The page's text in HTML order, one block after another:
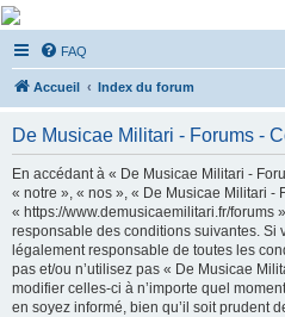
De Musicae Militari -
Forums
Forums de discussions
FAQ
Accueil Index du forum
De Musicae Militari - Forums -
En accédant à « De Musicae Militari -
« notre », « nos », « De Musicae Militari -
« https://www.demusicaemilitari.fr/forums
responsable des conditions suivantes. Si
légalement responsable de toutes les
pas et/ou n’utilisez pas « De Musicae
modifier celles-ci à n’importe quel
en soyez informé, bien qu’il soit prudent